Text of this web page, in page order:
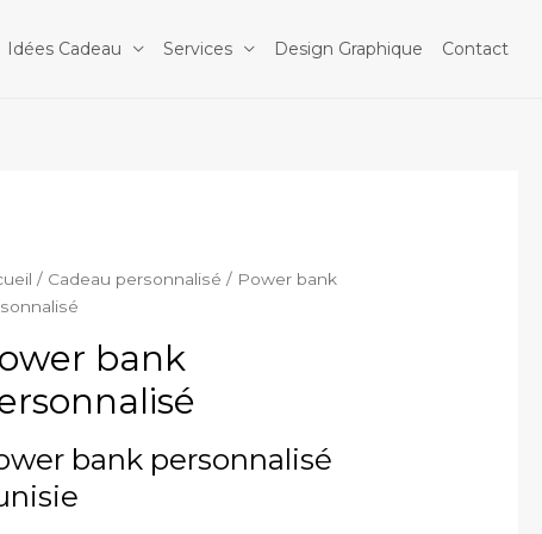
Idées Cadeau Services Design Graphique Contact
/ Cadeau personnalisé / Power bank
bank
bank personnalisé